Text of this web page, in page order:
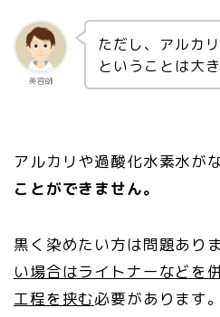
美容師
ただし、アルカ
ということは大
アルカリや過酸化水素水が
ことができません。
黒く染めたい方は問題あり
い場合はライトナーなどを
工程を挟む必要があります。